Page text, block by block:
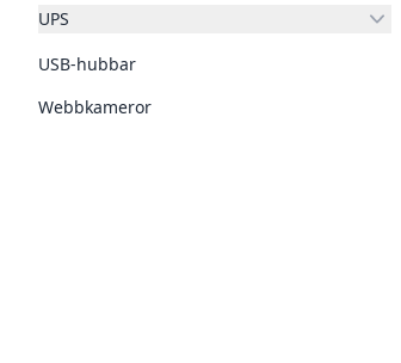
UPS
USB-hubbar
Webbkameror